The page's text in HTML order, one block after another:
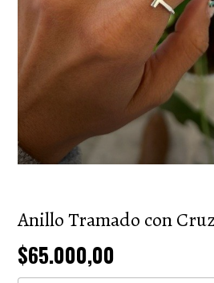
Anillo Tramado con
$65.000,00